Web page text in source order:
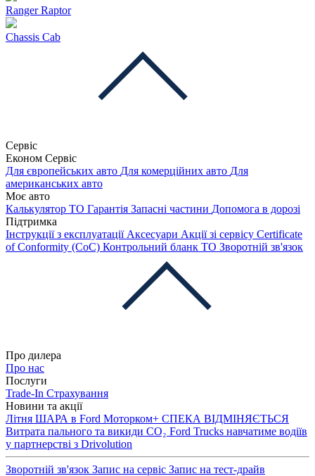
Ranger Raptor
Chassis Cab
Сервіс
Економ Сервіс
Для європейських авто Для комерційних авто Для
американських авто
Моє авто
Калькулятор ТО Гарантія Запасні частини Допомога в дорозі
Підтримка
Інструкції з експлуатації Аксесуари Акції зі сервісу Certificate
of Conformity (CoC) Контрольний бланк ТО Зворотній зв'язок
Про дилера
Про нас
Послуги
Trade-In Страхування
Новини та акції
Літня ШАРА в Ford Моторком+ СПЕКА ВІДМІНЯЄТЬСЯ
Витрата пального та викиди CO₂ Ford Trucks навчатиме водіїв
у партнерстві з Drivolution
Зворотній зв'язок Запис на сервіс Запис на тест-драйв